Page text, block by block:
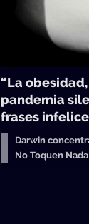
“La
pandemia
frases
Darwin
No Toquen